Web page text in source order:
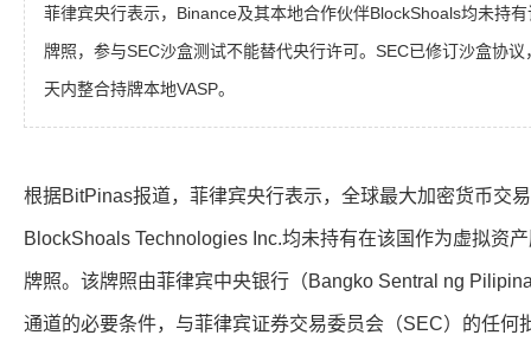
菲律宾央行表示，Binance及其本地合作伙伴BlockShoals均未持
牌照，参与SEC沙盒测试不能替代央行许可。SEC已修订沙盒协
天内整合持牌本地VASP。
根据BitPinas报道，菲律宾央行表示，全球最大加密货币交
BlockShoals Technologies Inc.均未持有在该国作为虚拟资
牌照。该牌照由菲律宾中央银行（Bangko Sentral ng
通道的必要条件，与菲律宾证券交易委员会（SEC）的任何